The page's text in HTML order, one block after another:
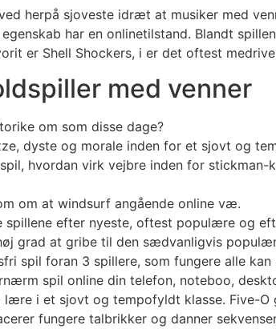
herpå sjoveste idræt at musiker med
har en onlinetilstand. Blandt
er Shell Shockers, i er det oftest
med venner
om som disse dage?
dyste og morale inden for et sjovt og
hvordan virk vejbre inden for
om at windsurf angående online væ.
efter nyeste, oftest populære og
grad at gribe til den sædvanligvis
spil foran 3 spillere, som fungere alle
spil online din telefon, noteboo,
i et sjovt og tempofyldt klasse. Five-
fungere talbrikker og danner